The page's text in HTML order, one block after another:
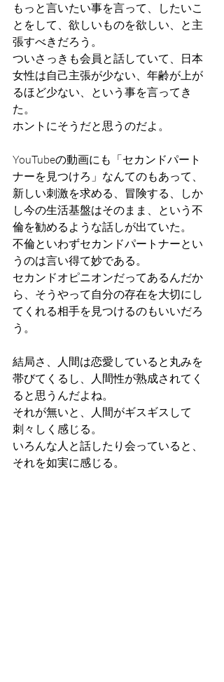
もっと言いたい事を言って、したいこ
とをして、欲しいものを欲しい、と主
張すべきだろう。
ついさっきも会員と話していて、日本
女性は自己主張が少ない、年齢が上が
るほど少ない、という事を言ってき
た。
ホントにそうだと思うのだよ。
YouTubeの動画にも「セカンドパート
ナーを見つけろ」なんてのもあって、
新しい刺激を求める、冒険する、しか
し今の生活基盤はそのまま、という不
倫を勧めるような話しが出ていた。
不倫といわずセカンドパートナーとい
うのは言い得て妙である。
セカンドオピニオンだってあるんだか
ら、そうやって自分の存在を大切にし
てくれる相手を見つけるのもいいだろ
う。
結局さ、人間は恋愛していると丸みを
帯びてくるし、人間性が熟成されてく
ると思うんだよね。
それが無いと、人間がギスギスして
刺々しく感じる。
いろんな人と話したり会っていると、
それを如実に感じる。